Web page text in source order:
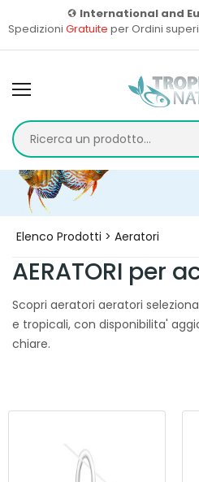
International and
Spedizioni Gratuite per Ordini
Home
Elenco Prodotti > Aeratori
AERATORI per
Scopri aeratori aeratori
e tropicali, con disponibilita'
chiare.